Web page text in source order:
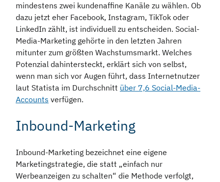
mindestens zwei kundenaffine Kanäle zu wählen. Ob
dazu jetzt eher Facebook, Instagram, TikTok oder
LinkedIn zählt, ist individuell zu entscheiden. Social-
Media-Marketing gehörte in den letzten Jahren
mitunter zum größten Wachstumsmarkt. Welches
Potenzial dahintersteckt, erklärt sich von selbst,
wenn man sich vor Augen führt, dass Internetnutzer
laut Statista im Durchschnitt über 7,6 Social-Media-
Accounts verfügen.
Inbound-Marketing
Inbound-Marketing bezeichnet eine eigene
Marketingstrategie, die statt „einfach nur
Werbeanzeigen zu schalten“ die Methode verfolgt,